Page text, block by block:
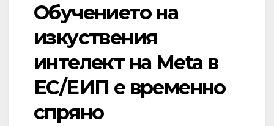
Обучението на
изкуствения
интелект на Meta в
ЕС/ЕИП е временно
спряно